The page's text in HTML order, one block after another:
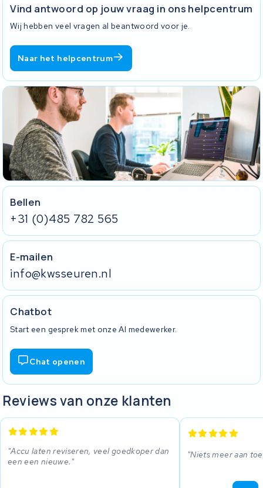
Fietsaccu opladen
Vind antwoord op jouw vraag in ons helpcentrum
Wij hebben veel vragen al beantwoord voor je.
Naar het helpcentrum
Bellen
+31 (0)485 782 565
E-mailen
info@kwsseuren.nl
Chatbot
Start een gesprek met onze AI medewerker.
Chat openen
Reviews van onze klanten
Accu laten reviseren, veel goedkoper dan
een een nieuwe.
Niets meer aan